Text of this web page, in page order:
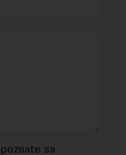
sa